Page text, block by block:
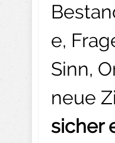
e,
Sinn,
neue
sicher